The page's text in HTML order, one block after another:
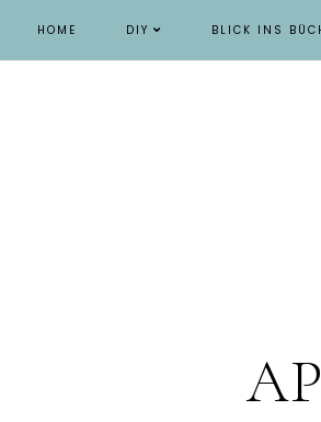
HOME DIY BLICK INS